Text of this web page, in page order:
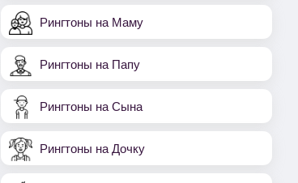
Рингтоны на Маму
Рингтоны на Папу
Рингтоны на Сына
Рингтоны на Дочку